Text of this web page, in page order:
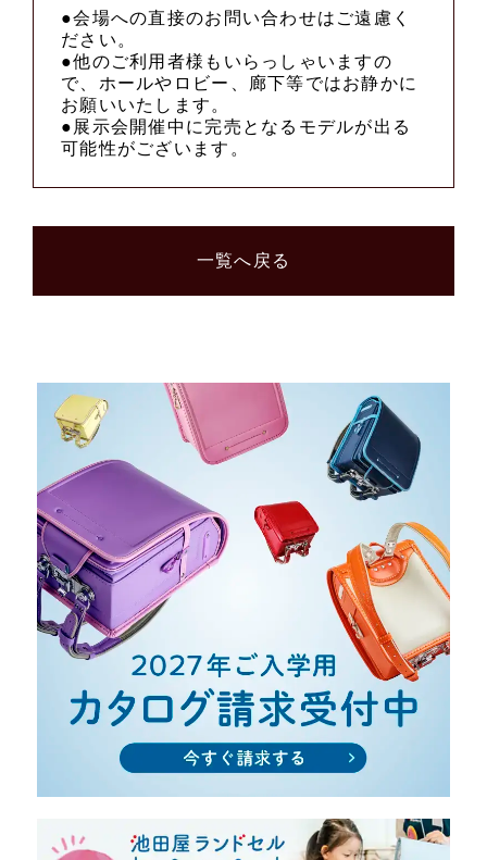
●会場への直接のお問い合わせはご遠慮く
ださい。
●他のご利用者様もいらっしゃいますの
で、ホールやロビー、廊下等ではお静かに
お願いいたします。
●展示会開催中に完売となるモデルが出る
可能性がございます。
一覧へ戻る